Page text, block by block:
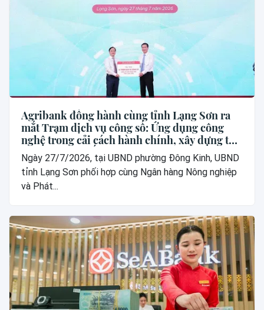
Agribank đồng hành cùng tỉnh Lạng Sơn ra
mắt Trạm dịch vụ công số: Ứng dụng công
nghệ trong cải cách hành chính, xây dựng thế
hệ “công dân số”
Ngày 27/7/2026, tại UBND phường Đông Kinh, UBND
tỉnh Lạng Sơn phối hợp cùng Ngân hàng Nông nghiệp
và Phát...